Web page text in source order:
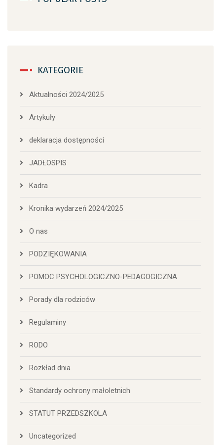
KATEGORIE
Aktualności 2024/2025
Artykuły
deklaracja dostępności
JADŁOSPIS
Kadra
Kronika wydarzeń 2024/2025
O nas
PODZIĘKOWANIA
POMOC PSYCHOLOGICZNO-PEDAGOGICZNA
Porady dla rodziców
Regulaminy
RODO
Rozkład dnia
Standardy ochrony małoletnich
STATUT PRZEDSZKOLA
Uncategorized